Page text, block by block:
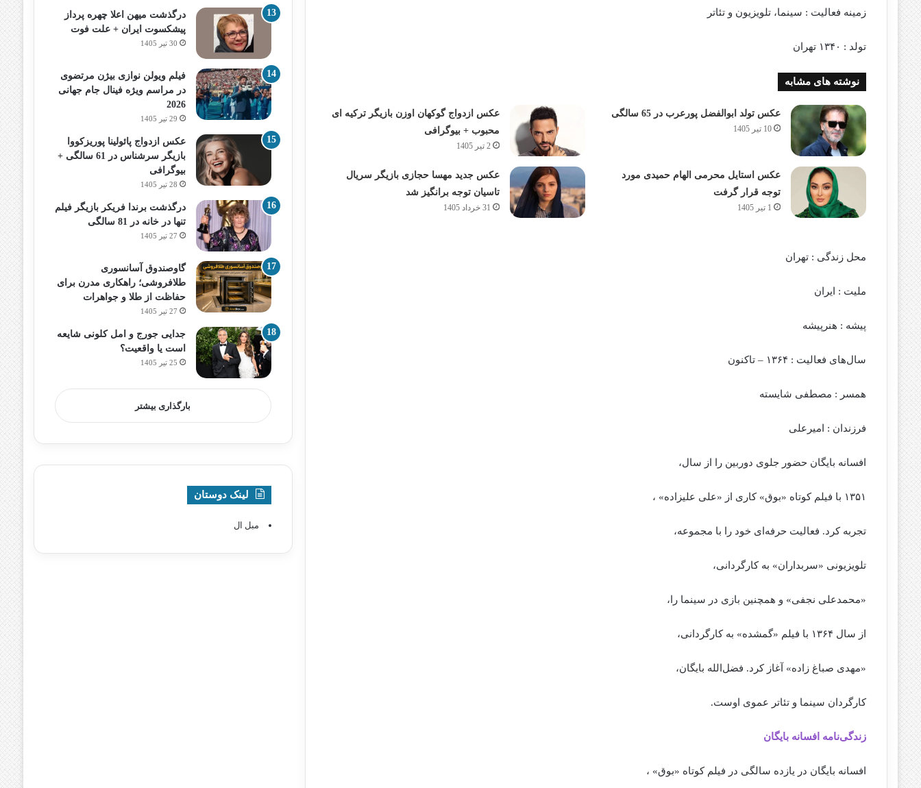
زمینه فعالیت : سینما، تلویزیون و تئاتر
تولد : ۱۳۴۰ تهران
نوشته های مشابه
عکس تولد ابوالفضل پورعرب در 65 سالگی
10 تیر 1405
عکس ازدواج گوکهان اوزن بازیگر ترکیه ای
محبوب + بیوگرافی
2 تیر 1405
عکس استایل محرمی الهام حمیدی مورد
توجه قرار گرفت
1 تیر 1405
عکس جدید مهسا حجازی بازیگر سریال
تاسیان توجه برانگیز شد
31 خرداد 1405
محل زندگی : تهران
ملیت : ایران
پیشه : هنرپیشه
سال‌های فعالیت : ۱۳۶۴ – تاکنون
همسر : مصطفی شایسته
فرزندان : امیرعلی
افسانه بایگان حضور جلوی دوربین را از سال،
۱۳۵۱ با فیلم کوتاه «بوق» کاری از «علی علیزاده» ،
تجربه کرد. فعالیت حرفه‌ای خود را با مجموعه،
تلویزیونی «سربداران» به کارگردانی،
«محمدعلی نجفی» و همچنین بازی در سینما را،
از سال ۱۳۶۴ با فیلم «گمشده» به کارگردانی،
«مهدی صباغ زاده» آغاز کرد. فضل‌الله بایگان،
کارگردان سینما و تئاتر عموی اوست.
زندگی‌نامه افسانه بایگان
افسانه بایگان در یازده سالگی در فیلم کوتاه «بوق» ،
درگذشت میهن اعلا چهره پرداز
پیشکسوت ایران + علت فوت
30 تیر 1405
فیلم ویولن نوازی بیژن مرتضوی
در مراسم ویژه فینال جام جهانی
2026
29 تیر 1405
عکس ازدواج پائولینا پوریزکووا
بازیگر سرشناس در 61 سالگی +
بیوگرافی
28 تیر 1405
درگذشت برندا فریکر بازیگر فیلم
تنها در خانه در 81 سالگی
27 تیر 1405
گاوصندوق آسانسوری
طلافروشی؛ راهکاری مدرن برای
حفاظت از طلا و جواهرات
27 تیر 1405
جدایی جورج و امل کلونی شایعه
است یا واقعیت؟
25 تیر 1405
بارگذاری بیشتر
لینک دوستان
مبل ال